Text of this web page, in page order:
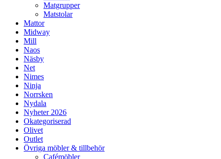
Matgrupper
Matstolar
Mattor
Midway
Mill
Naos
Näsby
Net
Nimes
Ninja
Norrsken
Nydala
Nyheter 2026
Okategoriserad
Olivet
Outlet
Övriga möbler & tillbehör
Cafémöbler